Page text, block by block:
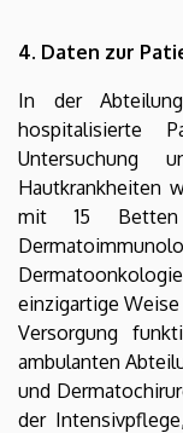
4. Daten zur
In der
hospitalisierte
Untersuchung
Hautkrankheiten
mit 15
einzigartige
Versorgung
ambulanten
und
der